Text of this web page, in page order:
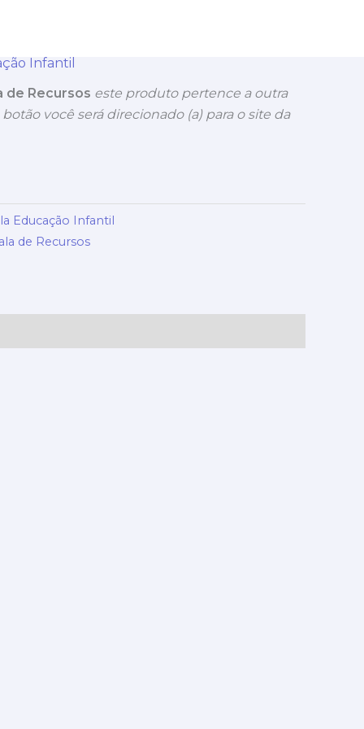
Infantil
de Recursos este produto pertence a outra
você será direcionado (a) para o site da
Educação Infantil
de Recursos